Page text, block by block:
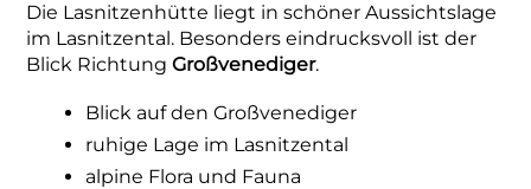
Die Lasnitzenhütte liegt in schöner Aussichtslage
im Lasnitzental. Besonders eindrucksvoll ist der
Blick RichtungGroßvenediger.
Blick auf den Großvenediger
ruhige Lage im Lasnitzental
alpine Flora und Fauna